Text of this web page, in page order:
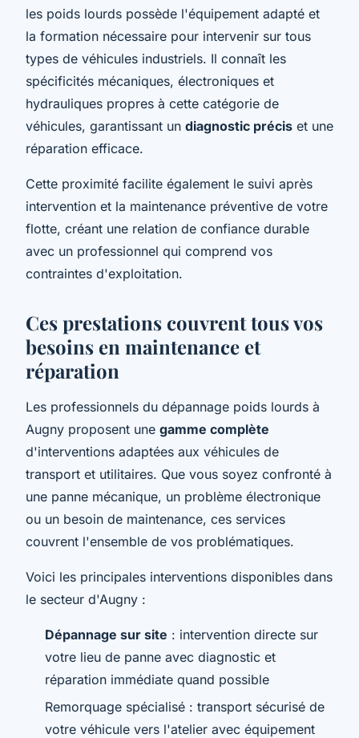
les poids lourds possède l'équipement adapté et
la formation nécessaire pour intervenir sur tous
types de véhicules industriels. Il connaît les
spécificités mécaniques, électroniques et
hydrauliques propres à cette catégorie de
véhicules, garantissant un diagnostic précis et une
réparation efficace.
Cette proximité facilite également le suivi après
intervention et la maintenance préventive de votre
flotte, créant une relation de confiance durable
avec un professionnel qui comprend vos
contraintes d'exploitation.
Ces prestations couvrent tous vos
besoins en maintenance et
réparation
Les professionnels du dépannage poids lourds à
Augny proposent une gamme complète
d'interventions adaptées aux véhicules de
transport et utilitaires. Que vous soyez confronté à
une panne mécanique, un problème électronique
ou un besoin de maintenance, ces services
couvrent l'ensemble de vos problématiques.
Voici les principales interventions disponibles dans
le secteur d'Augny :
Dépannage sur site : intervention directe sur
votre lieu de panne avec diagnostic et
réparation immédiate quand possible
Remorquage spécialisé : transport sécurisé de
votre véhicule vers l'atelier avec équipement